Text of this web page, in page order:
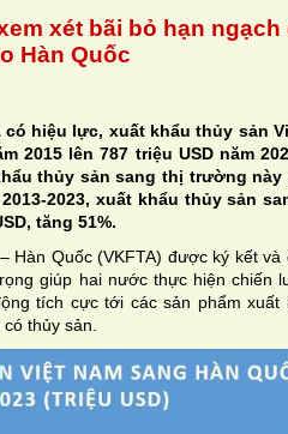
xét bãi bỏ hạn
Hàn Quốc
có hiệu lực, xuất khẩu thủy sản
2015 lên 787 triệu USD năm
thủy sản sang thị trường
2023, xuất khẩu thủy sản
tăng 51%.
Hàn Quốc (VKFTA) được ký kết
giúp hai nước thực hiện chiến
tích cực tới các sản phẩm xuất
thủy sản.